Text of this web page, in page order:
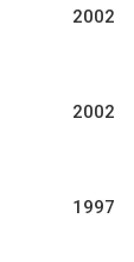
2002
2002
1997